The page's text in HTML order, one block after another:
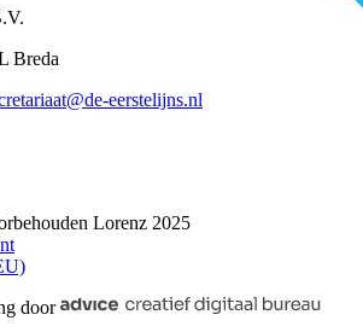
Breda
eerstelijns.nl
Lorenz 2025
door